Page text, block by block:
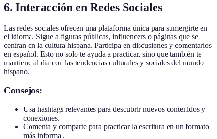
6. Interacción en Redes Sociales
Las redes sociales ofrecen una plataforma única para sumergirte en
el idioma. Sigue a figuras públicas, influencers o páginas que se
centran en la cultura hispana. Participa en discusiones y comentarios
en español. Esto no solo te ayuda a practicar, sino que también te
mantiene al día con las tendencias culturales y sociales del mundo
hispano.
Consejos:
Usa hashtags relevantes para descubrir nuevos contenidos y
conexiones.
Comenta y comparte para practicar la escritura en un formato
más informal.